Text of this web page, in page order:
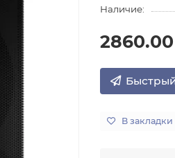
Наличие:
В закладки